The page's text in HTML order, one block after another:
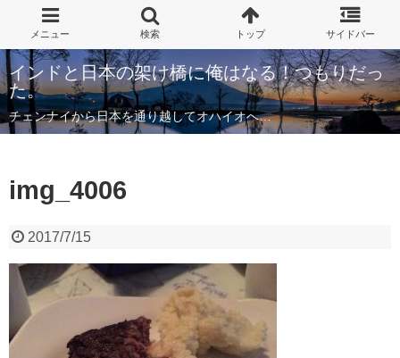
インドと日本の架け橋に俺はなる！つもりだっ
た。
チェンナイから日本を通り越してオハイオへ…
img_4006
2017/7/15